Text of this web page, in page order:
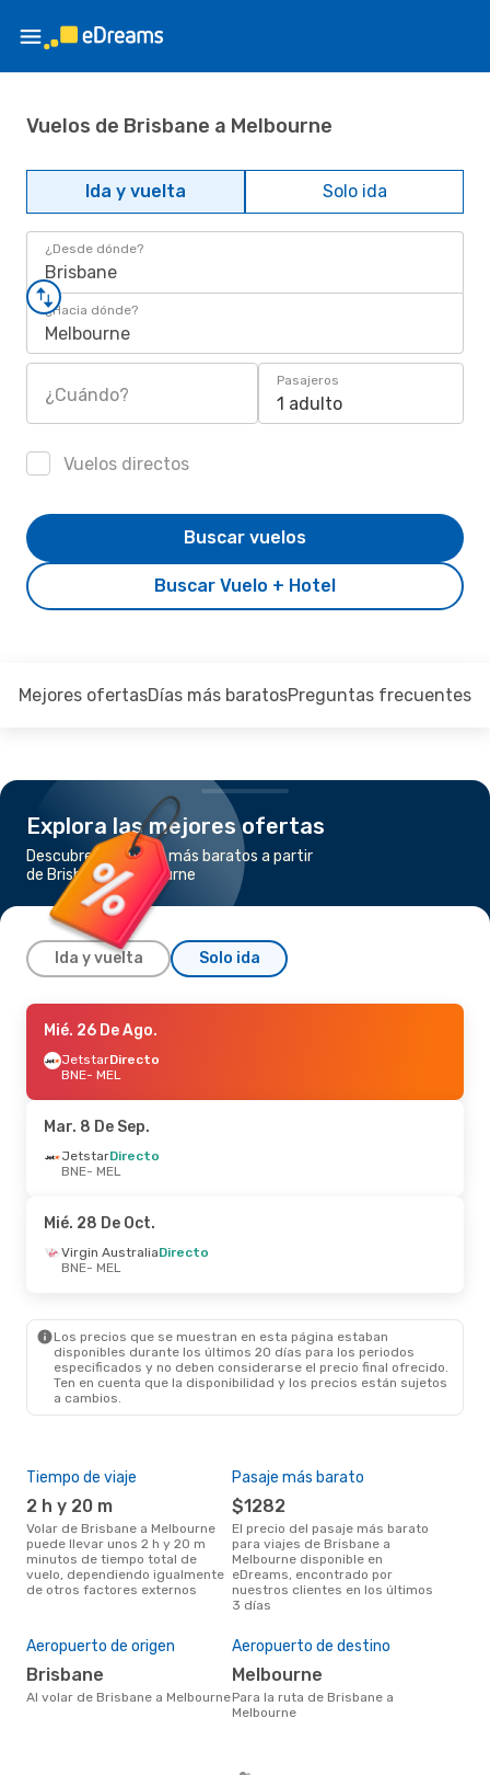
Vuelos de Brisbane a Melbourne
Ida y vuelta Solo ida
¿Desde dónde?
Brisbane
¿Hacia dónde?
Melbourne
¿Cuándo?
Pasajeros
1 adulto
Vuelos directos
Buscar Vuelo + Hotel
Buscar vuelos
Mejores ofertasDías más baratosPreguntas frecuentes
Explora las mejores ofertas
Descubre los vuelos más baratos a partir
de Brisbane a Melbourne
Ida y vuelta Solo ida
Mar. 8 De Sep.- Mar. 15 De Sep.
JetstarDirecto
BNE- MEL
MEL- BNE
Vie. 4 De Sep.- Lun. 7 De Sep.
JetstarDirecto
MEL- BNE
- MEL
JetstarDirecto
MEL- BNE
Mié. 26 De Ago.
JetstarDirecto
BNE- MEL
Mar. 8 De Sep.
JetstarDirecto
BNE- MEL
Mié. 28 De Oct.
Virgin AustraliaDirecto
BNE- MEL
Los precios que se muestran en esta página estaban
disponibles durante los últimos 20 días para los periodos
especificados y no deben considerarse el precio final ofrecido.
Ten en cuenta que la disponibilidad y los precios están sujetos
a cambios.
Tiempo de viaje
2 h y 20 m
Volar de Brisbane a Melbourne
puede llevar unos 2 h y 20 m
minutos de tiempo total de
vuelo, dependiendo igualmente
de otros factores externos
Pasaje más barato
$1282
El precio del pasaje más barato
para viajes de Brisbane a
Melbourne disponible en
eDreams, encontrado por
nuestros clientes en los últimos
3 días
Aeropuerto de origen
Brisbane
Al volar de Brisbane a Melbourne
Aeropuerto de destino
Melbourne
Para la ruta de Brisbane a
Melbourne